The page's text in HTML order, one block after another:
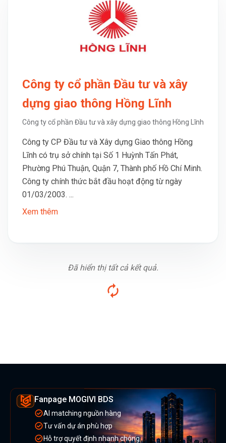
Công ty cổ phần Đầu tư và xây
dựng giao thông Hồng Lĩnh
Công ty cổ phần Đầu tư và xây dựng giao thông Hồng Lĩnh
Công ty CP Đầu tư và Xây dựng Giao thông Hồng
Lĩnh có trụ sở chính tại Số 1 Huỳnh Tấn Phát,
Phường Phú Thuận, Quận 7, Thành phố Hồ Chí Minh.
Công ty chính thức bắt đầu hoạt động từ ngày
01/03/2003. ...
Xem thêm
Đã hiển thị tất cả kết quả.
Fanpage MOGIVI BDS
AI matching nguồn hàng
Tư vấn dự án phù hợp
Hỗ trợ quyết định nhanh chóng